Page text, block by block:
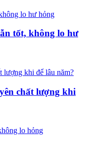
tốt, không lo hư
chất lượng khi